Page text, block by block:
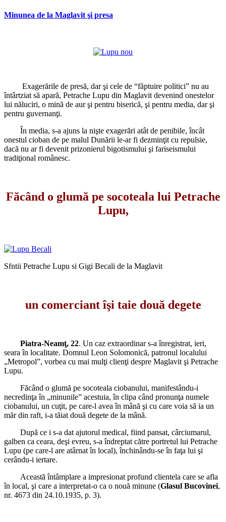
Minunea de la Maglavit şi presa
Exagerările de presă, dar şi cele de “făptuire politici” nu au
întârtziat să apară, Petrache Lupu din Maglavit devenind onestelor
lui năluciri, o mină de aur şi pentru biserică, şi pentru media, dar şi
pentru guvernanţi.
În media, s-a ajuns la nişte exagerări atât de penibile, încât
onestul cioban de pe malul Dunării le-ar fi dezminţit cu repulsie,
dacă nu ar fi devenit prizonierul bigotismului şi fariseismului
tradiţional românesc.
Făcând o glumă pe socoteala lui Petrache
Lupu,
Sfntii Petrache Lupu si Gigi Becali de la Maglavit
un comerciant îşi taie două degete
Piatra-Neamţ, 22. Un caz extraordinar s-a înregistrat, ieri,
seara în localitate. Domnul Leon Solomonică, patronul localului
„Metropol”, vorbea cu mai mulţi clienţi despre Maglavit şi Petrache
Lupu.
Făcând o glumă pe socoteala ciobanului, manifestându-i
necredinţa în „minunile” acestuia, în clipa când pronunţa numele
ciobanului, un cuţit, pe care-l avea în mână şi cu care voia să ia un
măr din raft, i-a tăiat două degete de la mână.
După ce i s-a dat ajutorul medical, fiind pansat, cârciumarul,
galben ca ceara, deşi evreu, s-a îndreptat către portretul lui Petrache
Lupu (pe care-l are atârnat în local), închinându-se în faţa lui şi
cerându-i iertare.
Această întâmplare a impre­sionat profund clientela care se afla
în local, şi care a interpretat-o ca o nouă minune (Glasul Bucovinei,
nr. 4673 din 24.10.1935, p. 3).